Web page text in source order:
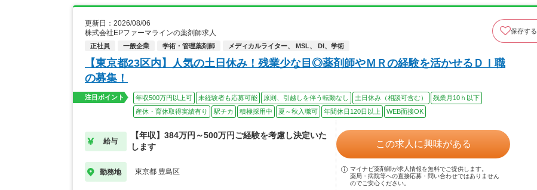
更新日：2026/08/06
株式会社EPファーマラインの薬剤師求人
正社員 一般企業 学術・管理薬剤師 メディカルライター、 MSL、 DI、学術
保存する
【東京都23区内】人気の土日休み！残業少な目◎薬剤師やＭＲの経験を活かせるＤＩ職
の募集！
注目ポイント 年収500万円以上可 未経験者も応募可能 原則、引越しを伴う転勤なし 土日休み（相談可含む）
残業月10ｈ以下
産休・育休取得実績有り
駅チカ 積極採用中 夏～秋入職可 年間休日120日以上 WEB面接OK
給与
【年収】384万円～500万円ご経験を考慮し決定いた
します
勤務地 東京都 豊島区
この求人に興味がある
マイナビ薬剤師が求人情報を無料でご提供します。
薬局・病院等への直接応募・問い合わせではありません
のでご安心ください。